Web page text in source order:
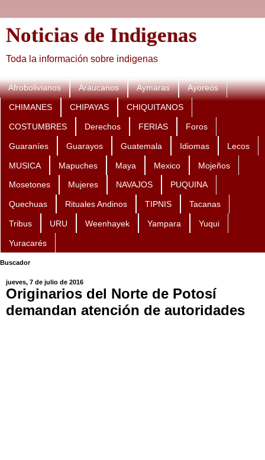
Noticias de Indigenas
Toda la información sobre indigenas
Afrobolivianos Araucanos Aymaras Ayoreos
CHIMANES CHIPAYAS CHIQUITANOS
COSTUMBRES Derechos FERIAS Foros
Guaraníes Guarayos Guatemala Idiomas Lecos
MUSICA Mapuches Maya Mexico Mojeños
Mosetones Mujeres NAVAJOS PUQUINA
Quechuas Rituales Andinos TIPNIS Tacanas
Tribus URU Weenhayek Yampara Yuqui
Yuracarés
Buscador
jueves, 7 de julio de 2016
Originarios del Norte de Potosí
demandan atención de autoridades